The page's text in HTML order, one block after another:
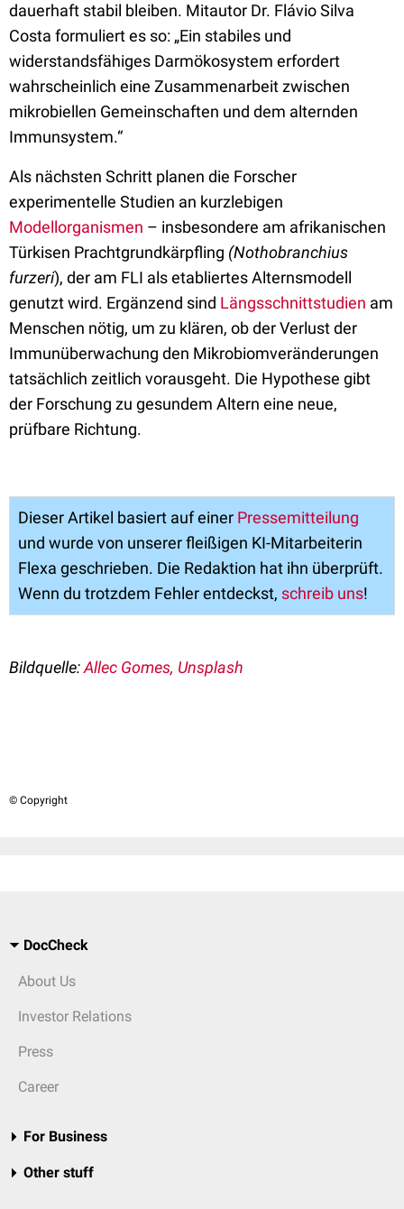
dauerhaft stabil bleiben. Mitautor Dr. Flávio Silva
Costa formuliert es so: „Ein stabiles und
widerstandsfähiges Darmökosystem erfordert
wahrscheinlich eine Zusammenarbeit zwischen
mikrobiellen Gemeinschaften und dem alternden
Immunsystem.“
Als nächsten Schritt planen die Forscher
experimentelle Studien an kurzlebigen
Modellorganismen – insbesondere am afrikanischen
Türkisen Prachtgrundkärpfling (Nothobranchius
furzeri), der am FLI als etabliertes Alternsmodell
genutzt wird. Ergänzend sind Längsschnittstudien am
Menschen nötig, um zu klären, ob der Verlust der
Immunüberwachung den Mikrobiomveränderungen
tatsächlich zeitlich vorausgeht. Die Hypothese gibt
der Forschung zu gesundem Altern eine neue,
prüfbare Richtung.
Dieser Artikel basiert auf einer Pressemitteilung
und wurde von unserer fleißigen KI-Mitarbeiterin
Flexa geschrieben. Die Redaktion hat ihn überprüft.
Wenn du trotzdem Fehler entdeckst, schreib uns!
Bildquelle:Allec Gomes, Unsplash
© Copyright
DocCheck
About Us
Investor Relations
Press
Career
For Business
Other stuff